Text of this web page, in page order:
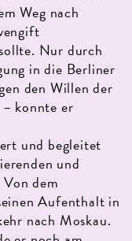
Weg nach
Nur durch
in die Berliner
den Willen der
– konnte er
und begleitet
und
dem
Aufenthalt in
nach Moskau.